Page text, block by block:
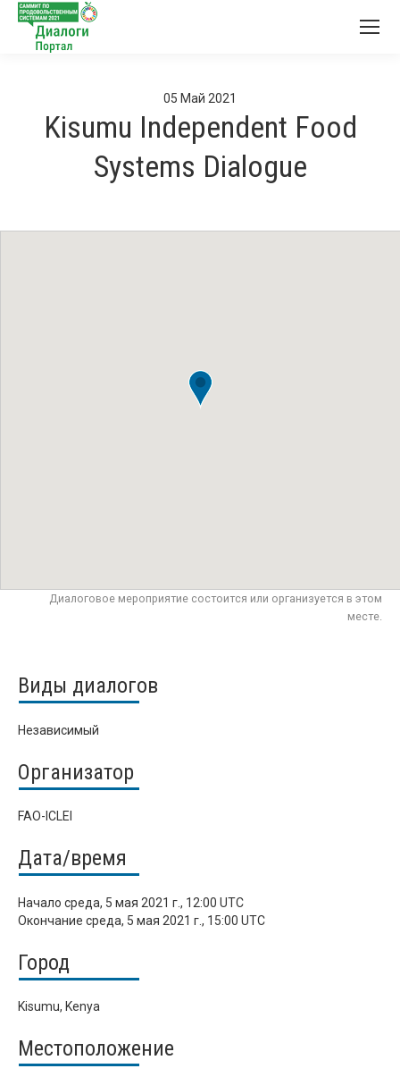
05 Май 2021
Kisumu Independent Food
Systems Dialogue
Диалоговое мероприятие состоится или организуется в этом
месте.
Виды диалогов
Независимый
Организатор
FAO-ICLEI
Дата/время
Начало среда, 5 мая 2021 г., 12:00 UTC
Окончание среда, 5 мая 2021 г., 15:00 UTC
Город
Kisumu, Kenya
Местоположение